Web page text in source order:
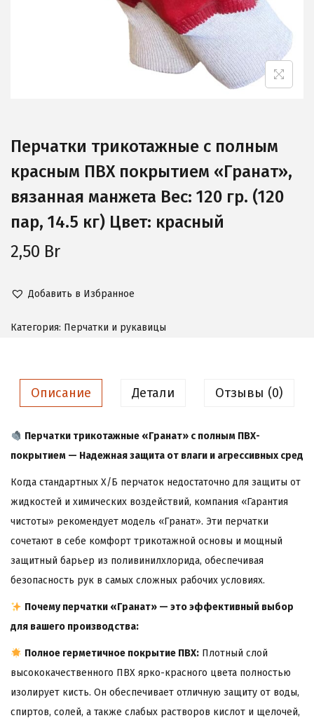
Перчатки трикотажные с полным
красным ПВХ покрытием «Гранат»,
вязанная манжета Вес: 120 гр. (120
пар, 14.5 кг) Цвет: красный
2,50 Br
Добавить в Избранное
Категория: Перчатки и рукавицы
Описание Детали Отзывы (0)
Перчатки трикотажные «Гранат» с полным ПВХ-
покрытием — Надежная защита от влаги и агрессивных сред
Когда стандартных Х/Б перчаток недостаточно для защиты от
жидкостей и химических воздействий, компания «Гарантия
чистоты» рекомендует модель «Гранат». Эти перчатки
сочетают в себе комфорт трикотажной основы и мощный
защитный барьер из поливинилхлорида, обеспечивая
безопасность рук в самых сложных рабочих условиях.
Почему перчатки «Гранат» — это эффективный выбор
для вашего производства:
Полное герметичное покрытие ПВХ:Плотный слой
высококачественного ПВХ ярко-красного цвета полностью
изолирует кисть. Он обеспечивает отличную защиту от воды,
спиртов, солей, а также слабых растворов кислот и щелочей,